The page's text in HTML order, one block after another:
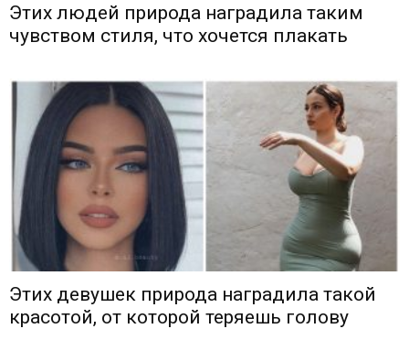
Этих людей природа наградила таким
чувством стиля, что хочется плакать
Этих девушек природа наградила такой
красотой, от которой теряешь голову